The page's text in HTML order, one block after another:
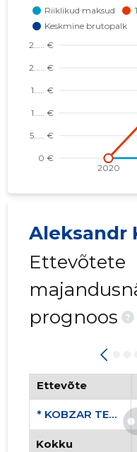
Aleksandr
Ettevõtete
prognoos
?
Ettevõte
* KOBZAR TEX OÜ
Kokku